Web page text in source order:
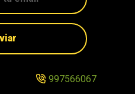
997566067